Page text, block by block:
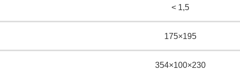
< 1,5
175×195
354×100×230